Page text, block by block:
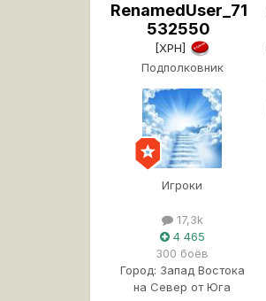
RenamedUser_71
532550
[XPH]
Подполковник
Игроки
17,3k
4 465
300 боёв
Город: Запад Востока
на Север от Юга